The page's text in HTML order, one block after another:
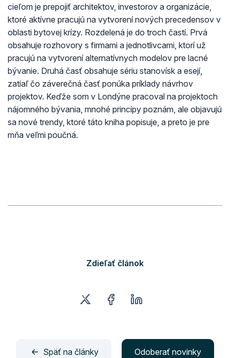
cieľom je prepojiť architektov, investorov a organizácie,
ktoré aktívne pracujú na vytvorení nových precedensov v
oblasti bytovej krízy. Rozdelená je do troch častí. Prvá
obsahuje rozhovory s firmami a jednotlivcami, ktorí už
pracujú na vytvorení alternatívnych modelov pre lacné
bývanie. Druhá časť obsahuje sériu stanovísk a esejí,
zatiaľ čo záverečná časť ponúka príklady návrhov
projektov. Keďže som v Londýne pracoval na projektoch
nájomného bývania, mnohé princípy poznám, ale objavujú
sa nové trendy, ktoré táto kniha popisuje, a preto je pre
mňa veľmi poučná.
Zdieľať článok
Späť na články Odoberať novinky